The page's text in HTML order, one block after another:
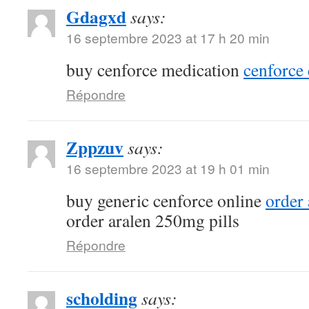
Gdagxdsays:
16 septembre 2023 at 17 h 20 min
buy cenforce medicationcenforce
Répondre
Zppzuvsays:
16 septembre 2023 at 19 h 01 min
buy generic cenforce onlineorder
order aralen 250mg pills
Répondre
scholdingsays: